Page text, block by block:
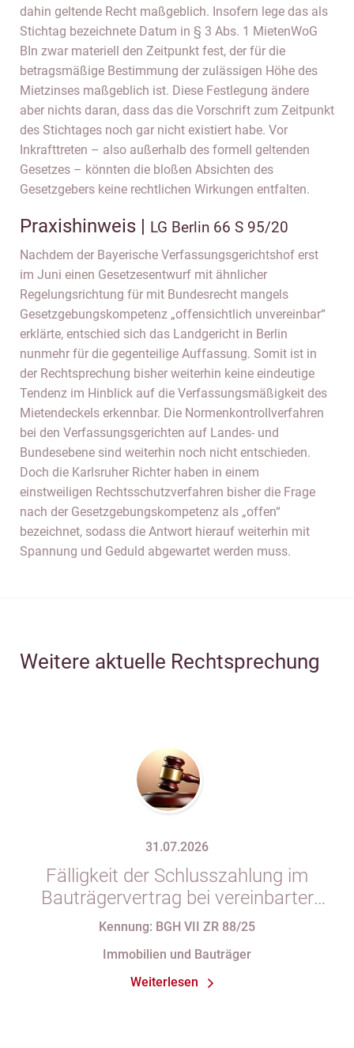
dahin geltende Recht maßgeblich. Insofern lege das als
Stichtag bezeichnete Datum in § 3 Abs. 1 MietenWoG
BIn zwar materiell den Zeitpunkt fest, der für die
betragsmäßige Bestimmung der zulässigen Höhe des
Mietzinses maßgeblich ist. Diese Festlegung ändere
aber nichts daran, dass das die Vorschrift zum Zeitpunkt
des Stichtages noch gar nicht existiert habe. Vor
Inkrafttreten – also außerhalb des formell geltenden
Gesetzes – könnten die bloßen Absichten des
Gesetzgebers keine rechtlichen Wirkungen entfalten.
Praxishinweis | LG Berlin 66 S 95/20
Nachdem der Bayerische Verfassungsgerichtshof erst
im Juni einen Gesetzesentwurf mit ähnlicher
Regelungsrichtung für mit Bundesrecht mangels
Gesetzgebungskompetenz „offensichtlich unvereinbar“
erklärte, entschied sich das Landgericht in Berlin
nunmehr für die gegenteilige Auffassung. Somit ist in
der Rechtsprechung bisher weiterhin keine eindeutige
Tendenz im Hinblick auf die Verfassungsmäßigkeit des
Mietendeckels erkennbar. Die Normenkontrollverfahren
bei den Verfassungsgerichten auf Landes- und
Bundesebene sind weiterhin noch nicht entschieden.
Doch die Karlsruher Richter haben in einem
einstweiligen Rechtsschutzverfahren bisher die Frage
nach der Gesetzgebungskompetenz als „offen“
bezeichnet, sodass die Antwort hierauf weiterhin mit
Spannung und Geduld abgewartet werden muss.
Weitere aktuelle Rechtsprechung
31.07.2026
Fälligkeit der Schlusszahlung im
Bauträgervertrag bei vereinbarter
Zahlung „nach vollständiger
Abnahmeprotokoll festgehaltener
Mängel am Sondereigentum
Kennung: BGH VII ZR 88/25
Immobilien und Bauträger
Weiterlesen